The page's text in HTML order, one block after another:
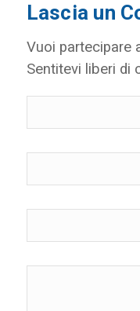
Lascia un
Vuoi partecipare
Sentitevi liberi di